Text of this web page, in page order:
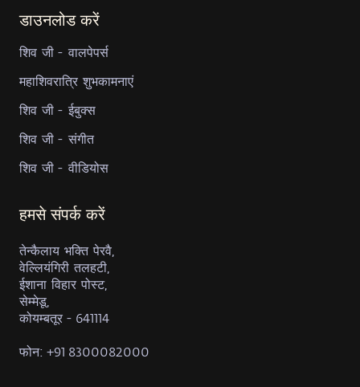
डाउनलोड करें
शिव जी - वालपेपर्स
महाशिवरात्रि शुभकामनाएं
शिव जी - ईबुक्स
शिव जी - संगीत
शिव जी - वीडियोस
हमसे संपर्क करें
तेन्कैलाय भक्ति पेरवै,
वेल्लियंगिरी तलहटी,
ईशाना विहार पोस्ट,
सेम्मेडू,
कोयम्बतूर - 641114
फोन: +91 8300082000